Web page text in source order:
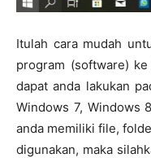
Itulah cara mudah
program (software)
dapat anda lakukan
Windows 7, Windows
anda memiliki file,
digunakan, maka